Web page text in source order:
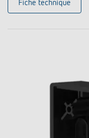
Fiche technique